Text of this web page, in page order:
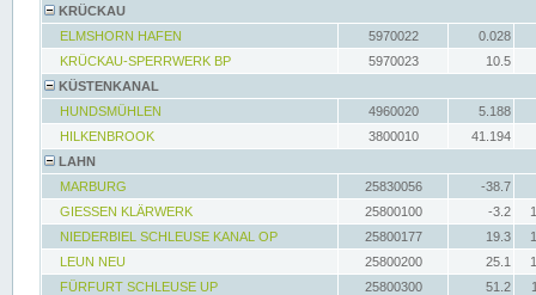
KRÜCKAU
ELMSHORN HAFEN
5970022
0.028
KRÜCKAU-SPERRWERK BP
5970023
10.5
KÜSTENKANAL
HUNDSMÜHLEN
4960020
5.188
HILKENBROOK
3800010
41.194
LAHN
MARBURG
25830056
-38.7
GIESSEN KLÄRWERK
25800100 -3.2
NIEDERBIEL SCHLEUSE KANAL OP
25800177 19.3
LEUN NEU
25800200 25.1
FÜRFURT SCHLEUSE UP
25800300 51.2